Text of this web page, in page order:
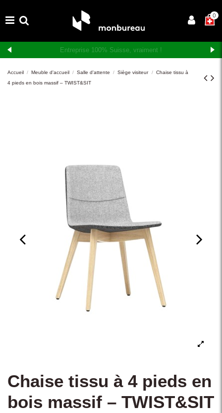
×0
Livraison et montage gratuits en Suisse romande
Accueil Meuble d'accueil Salle d'attente Siège visiteur
Chaise tissu à
4 pieds en bois massif – TWIST&SIT
Chaise tissu à 4 pieds en
bois massif – TWIST&SIT